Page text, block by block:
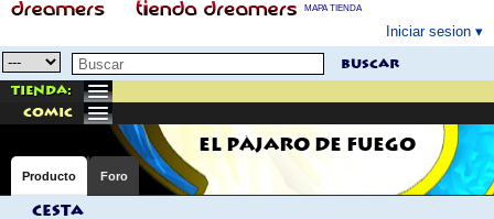
MAPA TIENDA
Iniciar sesion
buscar
Tienda:
comic
EL PÁJARO DE FUEGO
Producto Foro
Cesta